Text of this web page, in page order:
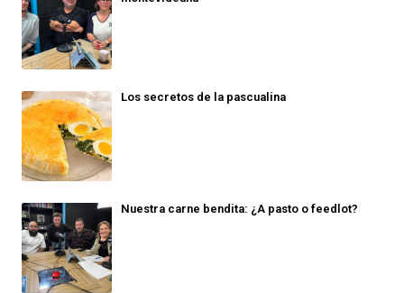
Los secretos de la pascualina
Nuestra carne bendita: ¿A pasto o feedlot?